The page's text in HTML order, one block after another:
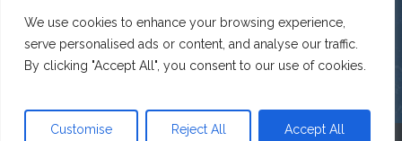
We use cookies to enhance your browsing experience,
serve personalised ads or content, and analyse our traffic.
By clicking "Accept All", you consent to our use of cookies.
Customise Reject All Accept All
Mediterranean Sea Basin Programme with a total financing of
total budget EUR 2.242.131,50.
The contents of this platform are the sole responsibility of
Legacoop Agroalimentare and can under no circumstances
be regarded as reflecting the position of the European Union